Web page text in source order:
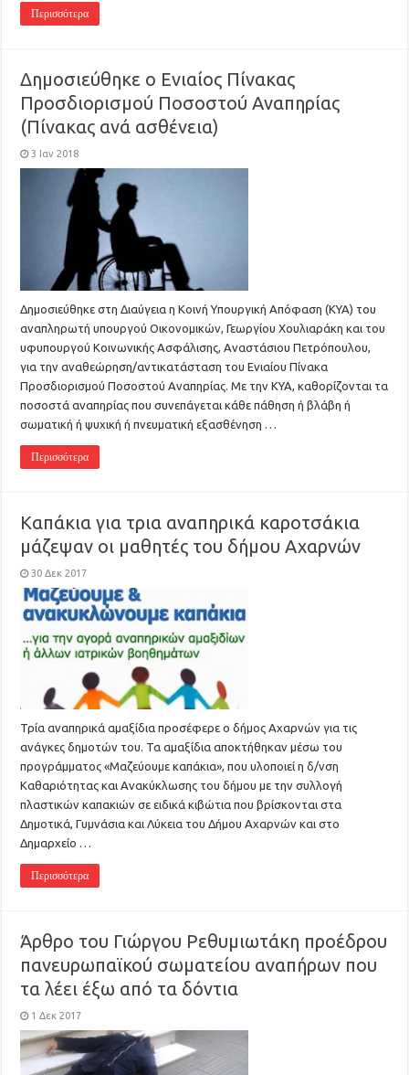
Περισσότερα
Δημοσιεύθηκε ο Ενιαίος Πίνακας
Προσδιορισμού Ποσοστού Αναπηρίας
(Πίνακας ανά ασθένεια)
3 Ιαν 2018
Δημοσιεύθηκε στη Διαύγεια η Κοινή Υπουργική Απόφαση (ΚΥΑ) του
αναπληρωτή υπουργού Οικονομικών, Γεωργίου Χουλιαράκη και του
υφυπουργού Κοινωνικής Ασφάλισης, Αναστάσιου Πετρόπουλου,
για την αναθεώρηση/αντικατάσταση του Ενιαίου Πίνακα
Προσδιορισμού Ποσοστού Αναπηρίας. Με την ΚΥΑ, καθορίζονται τα
ποσοστά αναπηρίας που συνεπάγεται κάθε πάθηση ή βλάβη ή
σωματική ή ψυχική ή πνευματική εξασθένηση …
Περισσότερα
Καπάκια για τρια αναπηρικά καροτσάκια
μάζεψαν οι μαθητές του δήμου Αχαρνών
30 Δεκ 2017
Τρία αναπηρικά αμαξίδια προσέφερε ο δήμος Αχαρνών για τις
ανάγκες δημοτών του. Τα αμαξίδια αποκτήθηκαν μέσω του
προγράμματος «Μαζεύουμε καπάκια», που υλοποιεί η δ/νση
Καθαριότητας και Ανακύκλωσης του δήμου με την συλλογή
πλαστικών καπακιών σε ειδικά κιβώτια που βρίσκονται στα
Δημοτικά, Γυμνάσια και Λύκεια του Δήμου Αχαρνών και στο
Δημαρχείο …
Περισσότερα
Άρθρο του Γιώργου Ρεθυμιωτάκη προέδρου
πανευρωπαϊκού σωματείου αναπήρων που
τα λέει έξω από τα δόντια
1 Δεκ 2017